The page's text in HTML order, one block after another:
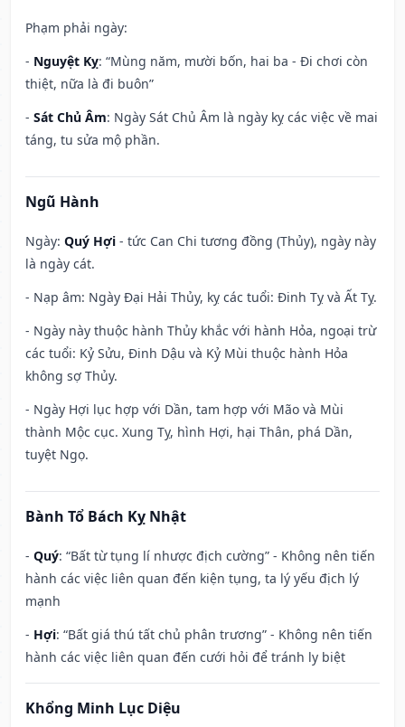
Phạm phải ngày:
- Nguyệt Kỵ: “Mùng năm, mười bốn, hai ba - Đi chơi còn
thiệt, nữa là đi buôn”
- Sát Chủ Âm: Ngày Sát Chủ Âm là ngày kỵ các việc về mai
táng, tu sửa mộ phần.
Ngũ Hành
Ngày: Quý Hợi - tức Can Chi tương đồng (Thủy), ngày này
là ngày cát.
- Nạp âm: Ngày Đại Hải Thủy, kỵ các tuổi: Đinh Tỵ và Ất Tỵ.
- Ngày này thuộc hành Thủy khắc với hành Hỏa, ngoại trừ
các tuổi: Kỷ Sửu, Đinh Dậu và Kỷ Mùi thuộc hành Hỏa
không sợ Thủy.
- Ngày Hợi lục hợp với Dần, tam hợp với Mão và Mùi
thành Mộc cục. Xung Tỵ, hình Hợi, hại Thân, phá Dần,
tuyệt Ngọ.
Bành Tổ Bách Kỵ Nhật
- Quý: “Bất từ tụng lí nhược địch cường” - Không nên tiến
hành các việc liên quan đến kiện tụng, ta lý yếu địch lý
mạnh
- Hợi: “Bất giá thú tất chủ phân trương” - Không nên tiến
hành các việc liên quan đến cưới hỏi để tránh ly biệt
Khổng Minh Lục Diệu